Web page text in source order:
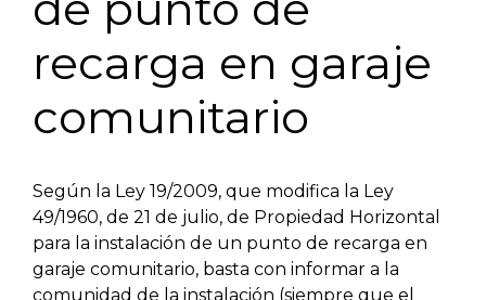
recarga en garaje
comunitario
Según la Ley 19/2009, que modifica la Ley
49/1960, de 21 de julio, de Propiedad Horizontal
para la instalación de un punto de recarga en
garaje comunitario, basta con informar a la
comunidad de la instalación (siempre que el